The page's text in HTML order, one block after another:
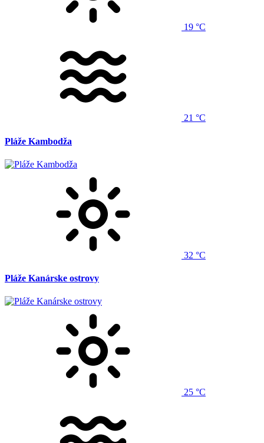
19 °C
21 °C
Pláže Kambodža
32 °C
Pláže Kanárske ostrovy
25 °C